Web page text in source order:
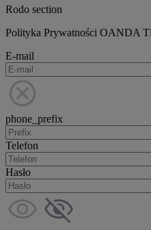
Rodo section
Polityka Prywatności OANDA
E-mail
phone_prefix
Telefon
Hasło